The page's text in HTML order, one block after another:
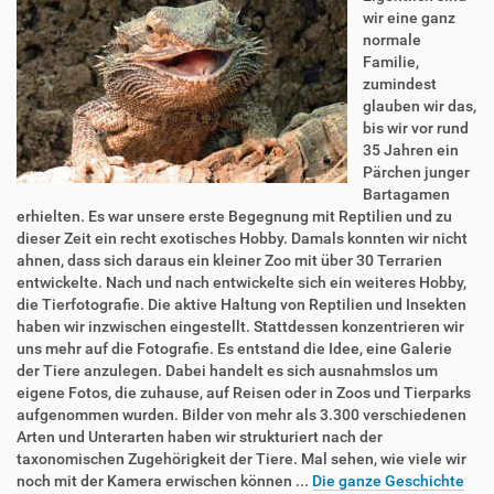
wir eine ganz
normale
Familie,
zumindest
glauben wir das,
bis wir vor rund
35 Jahren ein
Pärchen junger
Bartagamen
erhielten. Es war unsere erste Begegnung mit Reptilien und zu
dieser Zeit ein recht exotisches Hobby. Damals konnten wir nicht
ahnen, dass sich daraus ein kleiner Zoo mit über 30 Terrarien
entwickelte. Nach und nach entwickelte sich ein weiteres Hobby,
die Tierfotografie. Die aktive Haltung von Reptilien und Insekten
haben wir inzwischen eingestellt. Stattdessen konzentrieren wir
uns mehr auf die Fotografie. Es entstand die Idee, eine Galerie
der Tiere anzulegen. Dabei handelt es sich ausnahmslos um
eigene Fotos, die zuhause, auf Reisen oder in Zoos und Tierparks
aufgenommen wurden. Bilder von mehr als 3.300 verschiedenen
Arten und Unterarten haben wir strukturiert nach der
taxonomischen Zugehörigkeit der Tiere. Mal sehen, wie viele wir
noch mit der Kamera erwischen können ... Die ganze Geschichte